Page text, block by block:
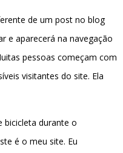
de um post no blog
e aparecerá na navegação
pessoas começam com
visitantes do site. Ela
bicicleta durante o
é o meu site. Eu